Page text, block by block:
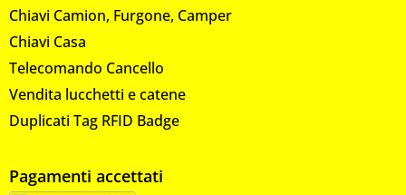
Chiavi Camion, Furgone, Camper
Chiavi Casa
Telecomando Cancello
Vendita lucchetti e catene
Duplicati Tag RFID Badge
Pagamenti accettati